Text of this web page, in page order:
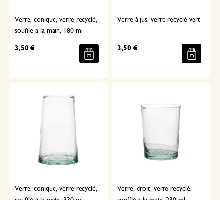
Verre, conique, verre recyclé,
soufflé à la main, 180 ml
3,50 €
Verre à jus, verre recyclé vert
3,50 €
Verre, conique, verre recyclé,
Verre, droit, verre recyclé,